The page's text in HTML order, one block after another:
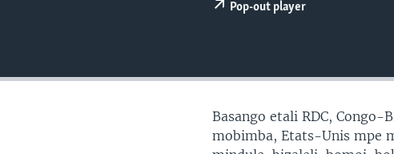
Pop-out player
Basango etali RDC, Congo-
mobimba, Etats-Unis mpe